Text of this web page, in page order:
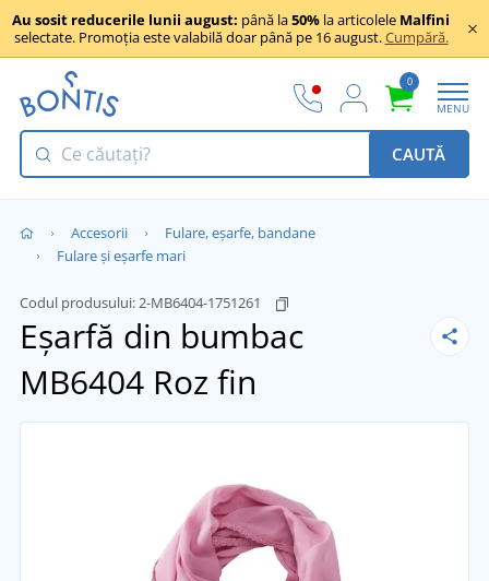
Au sosit reducerile lunii august: până la50% la articolele Malfini
selectate. Promoția este valabilă doar până pe 16 august.Cumpără.
0
MENU
CAUTĂ
Accesorii
Fulare, eșarfe, bandane
Fulare și eșarfe mari
Codul produsului:2-MB6404-1751261
Eșarfă din bumbac
MB6404 Roz fin